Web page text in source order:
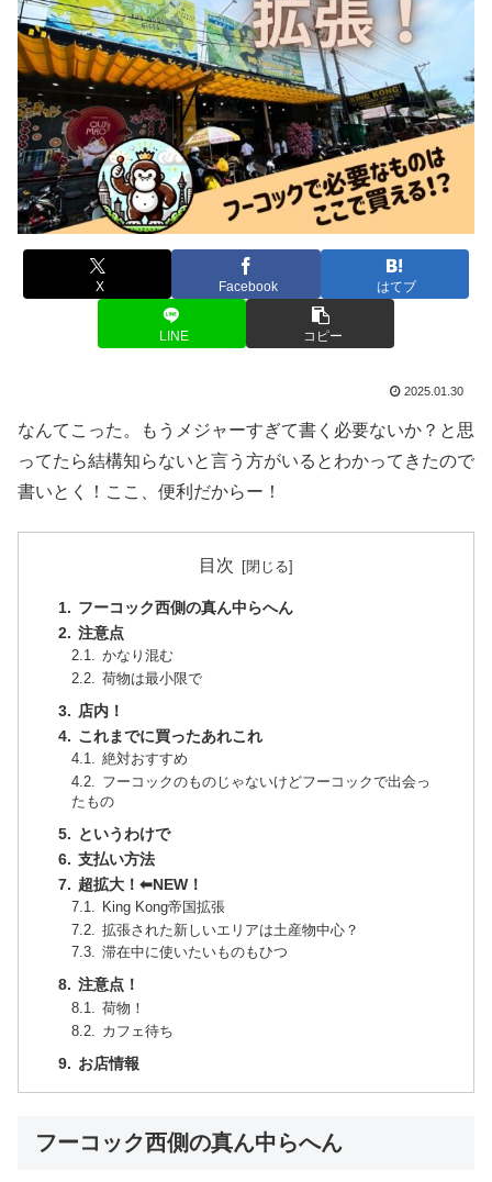
X Facebook はてブ
LINE コピー
2025.01.30
なんてこった。もうメジャーすぎて書く必要ないか？と思
ってたら結構知らないと言う方がいるとわかってきたので
書いとく！ここ、便利だからー！
目次
フーコック西側の真ん中らへん
注意点
かなり混む
荷物は最小限で
店内！
これまでに買ったあれこれ
絶対おすすめ
フーコックのものじゃないけどフーコックで出会っ
たもの
というわけで
支払い方法
超拡大！⬅︎NEW！
King Kong帝国拡張
拡張された新しいエリアは土産物中心？
滞在中に使いたいものもひつ
注意点！
荷物！
カフェ待ち
お店情報
フーコック西側の真ん中らへん